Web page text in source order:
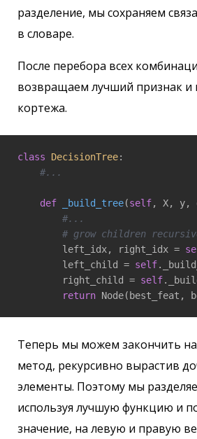
разделение, мы сохраняем
в словаре.
После перебора всех
возвращаем лучший признак и
кортежа.
class DecisionTree:
#...
def _build_tree(self, X, y,
#...
# grow children
        left_idx, right_idx =
        left_child =
self
        right_child =
self
return
Теперь мы можем закончить
метод, рекурсивно вырастив
элементы. Поэтому мы
используя лучшую функцию и
значение, на левую и правую